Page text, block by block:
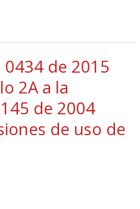
0434 de 2015
2A a la
de 2004
de uso de